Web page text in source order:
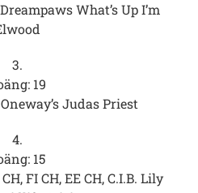
What’s Up I’m
3.
19
Judas Priest
4.
15
FI CH, EE CH, C.I.B. Lily